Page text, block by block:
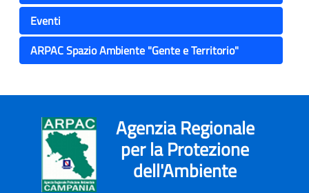
Eventi
ARPAC Spazio Ambiente "Gente e Territorio"
Agenzia Regionale
per la Protezione
dell'Ambiente